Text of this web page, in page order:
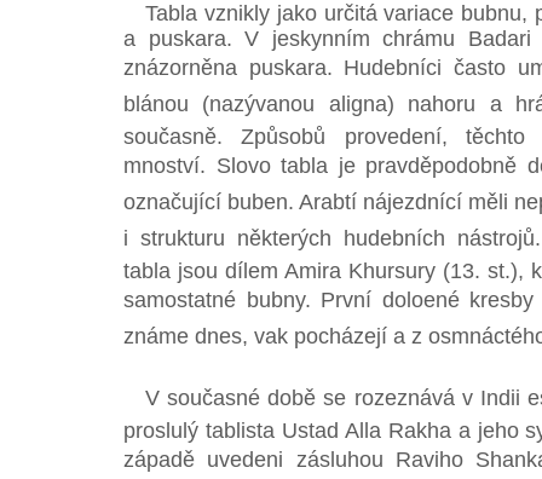
Tabla vznikly jako určitá variace bubnu,
a puskara. V jeskynním chrámu
znázorněna puskara. Hudebníci často
blánou (nazývanou aligna) nahoru a
současně. Způsobů provedení,
mnoství. Slovo tabla je pravděpodobně
označující buben. Arabtí nájezdnící měli
i strukturu některých hudebních
tabla jsou dílem Amira Khursury (13. st.),
samostatné bubny. První doloené
známe dnes, vak pocházejí a z
V současné době se rozeznává v Indii
proslulý tablista Ustad Alla Rakha a jeho
západě uvedeni zásluhou Raviho